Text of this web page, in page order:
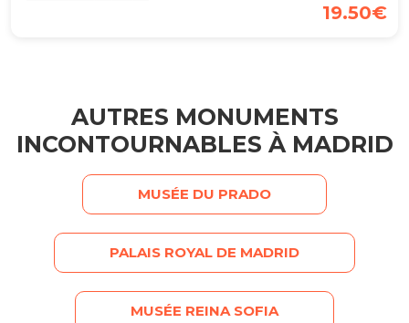
19.50€
AUTRES MONUMENTS
INCONTOURNABLES À MADRID
MUSÉE DU PRADO
PALAIS ROYAL DE MADRID
MUSÉE REINA SOFIA